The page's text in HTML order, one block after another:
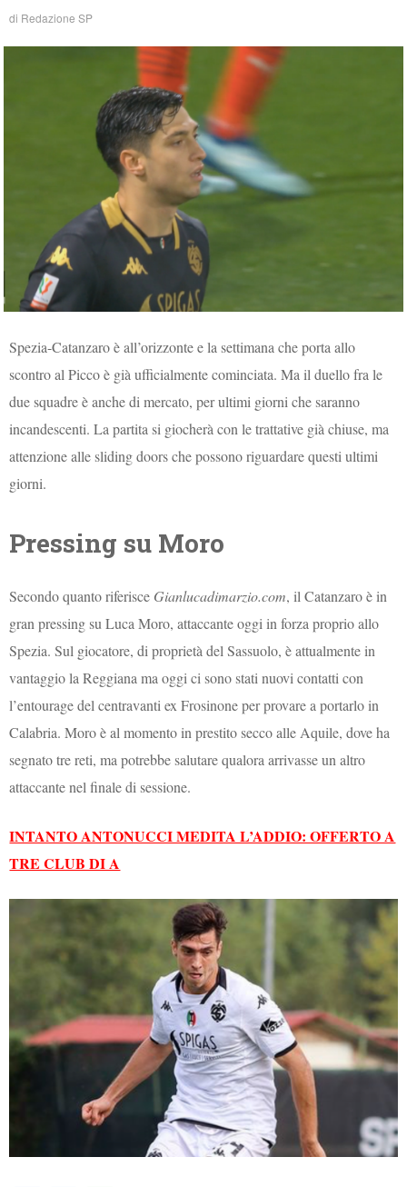
di Redazione SP
Spezia-Catanzaro è all’orizzonte e la settimana che porta allo
scontro al Picco è già ufficialmente cominciata. Ma il duello fra le
due squadre è anche di mercato, per ultimi giorni che saranno
incandescenti. La partita si giocherà con le trattative già chiuse, ma
attenzione alle sliding doors che possono riguardare questi ultimi
giorni.
Pressing su Moro
Secondo quanto riferisce Gianlucadimarzio.com, il Catanzaro è in
gran pressing su Luca Moro, attaccante oggi in forza proprio allo
Spezia. Sul giocatore, di proprietà del Sassuolo, è attualmente in
vantaggio la Reggiana ma oggi ci sono stati nuovi contatti con
l’entourage del centravanti ex Frosinone per provare a portarlo in
Calabria. Moro è al momento in prestito secco alle Aquile, dove ha
segnato tre reti, ma potrebbe salutare qualora arrivasse un altro
attaccante nel finale di sessione.
INTANTO ANTONUCCI MEDITA L’ADDIO: OFFERTO A
TRE CLUB DI A